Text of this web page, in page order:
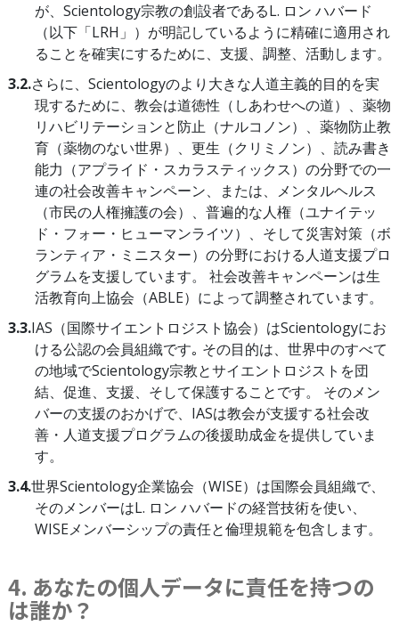
が、Scientology宗教の創設者であるL. ロン ハバード
（以下「LRH」）が明記しているように精確に適用され
ることを確実にするために、支援、調整、活動します。
3.2.さらに、Scientologyのより大きな人道主義的目的を実
現するために、教会は道徳性（しあわせへの道）、薬物
リハビリテーションと防止（ナルコノン）、薬物防止教
育（薬物のない世界）、更生（クリミノン）、読み書き
能力（アプライド・スカラスティックス）の分野での一
連の社会改善キャンペーン、または、メンタルヘルス
（市民の人権擁護の会）、普遍的な人権（ユナイテッ
ド・フォー・ヒューマンライツ）、そして災害対策（ボ
ランティア・ミニスター）の分野における人道支援プロ
グラムを支援しています。 社会改善キャンペーンは生
活教育向上協会（ABLE）によって調整されています。
3.3.IAS（国際サイエントロジスト協会）はScientologyにお
ける公認の会員組織です｡ その目的は、世界中のすべて
の地域でScientology宗教とサイエントロジストを団
結、促進、支援、そして保護することです。 そのメン
バーの支援のおかげで、IASは教会が支援する社会改
善・人道支援プログラムの後援助成金を提供していま
す。
3.4.世界Scientology企業協会（WISE）は国際会員組織で、
そのメンバーはL. ロン ハバードの経営技術を使い、
WISEメンバーシップの責任と倫理規範を包含します。
4. あなたの個人データに責任を持つの
は誰か？